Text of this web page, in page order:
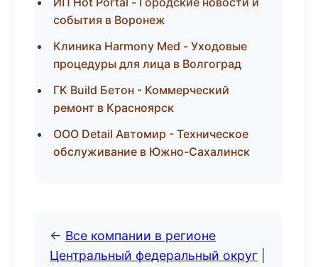
события в Воронеж
Клиника Harmony Med - Уходовые
процедуры для лица в Волгоград
ГК Build Бетон - Коммерческий
ремонт в Красноярск
ООО Detail Автомир - Техническое
обслуживание в Южно-Сахалинск
← Все компании в регионе
Центральный федеральный округ